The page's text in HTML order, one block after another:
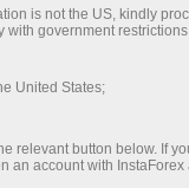
бири,
is not the US, kindly
with government
United States;
relevant button below. If
an account with InstaForex